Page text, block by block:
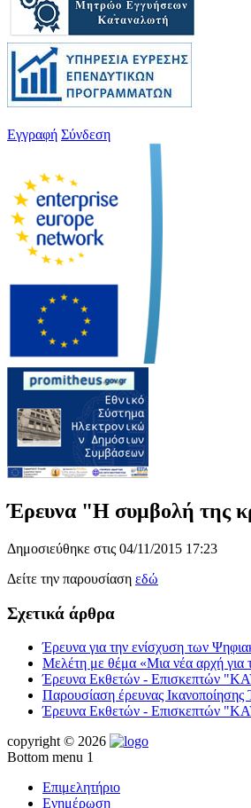
Εγγραφή Σύνδεση
Έρευνα "Η συμβολή της
Δημοσιεύθηκε στις 04/11/2015 17:23
Δείτε την παρουσίαση εδώ
Σχετικά άρθρα
Έρευνα για την ενίσχυση των
Μελέτη με θέμα «Μια νέα αρχή για
Έρευνα Εκθετών - Επισκεπτών
Παρουσίαση έρευνας
Έρευνα Εκθετών - Επισκεπτών
copyright © 2026
Bottom menu 1
Επιμελητήριο
Ενημέρωση